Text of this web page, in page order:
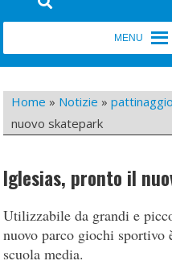
Home » Notizie »
nuovo skatepark
Iglesias, pronto il
Utilizzabile da grandi e
nuovo parco giochi
scuola media.